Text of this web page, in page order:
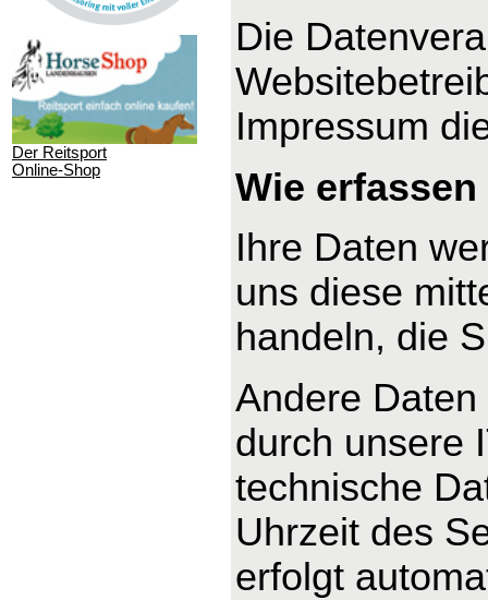
Der Reitsport
Online-Shop
Die
Impressum
Wie
Ihre Daten
uns diese
handeln, die
Andere
durch unsere
technische
Uhrzeit des
erfolgt